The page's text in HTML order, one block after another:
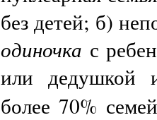
без детей; б)
одиночка с
или дедушкой
более 70%